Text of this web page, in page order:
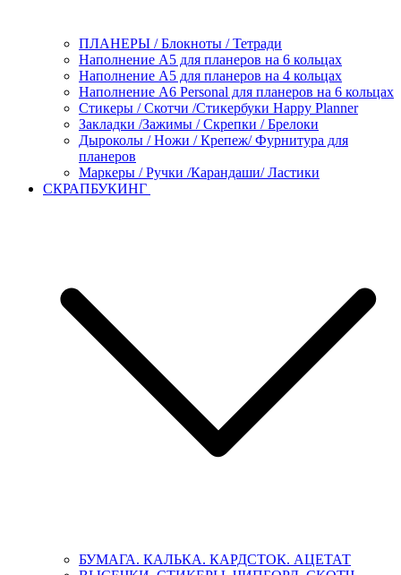
ПЛАНЕРЫ / Блокноты / Тетради
Наполнение А5 для планеров на 6 кольцах
Наполнение А5 для планеров на 4 кольцах
Наполнение А6 Personal для планеров на 6 кольцах
Стикеры / Скотчи /Стикербуки Happy Planner
Закладки /Зажимы / Скрепки / Брелоки
Дыроколы / Ножи / Крепеж/ Фурнитура для
планеров
Маркеры / Ручки /Карандаши/ Ластики
СКРАПБУКИНГ
БУМАГА. КАЛЬКА. КАРДСТОК. АЦЕТАТ